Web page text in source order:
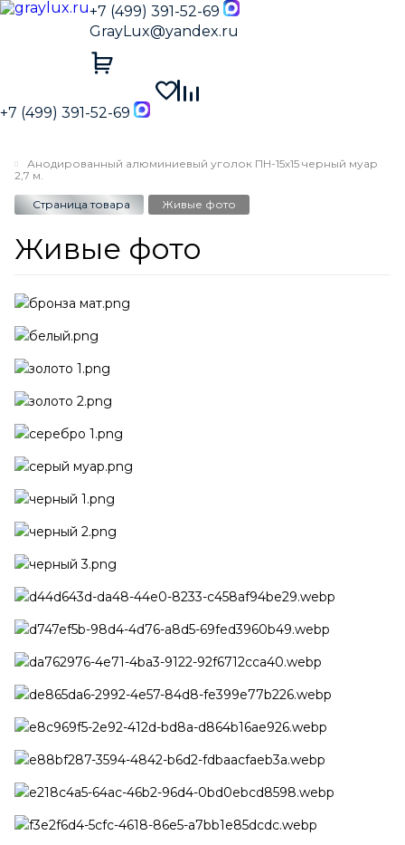
+7 (499) 391-52-69
GrayLux@yandex.ru
+7 (499) 391-52-69
Анодированный алюминиевый уголок ПН-15х15 черный муар
2,7 м.
Страница товара Живые фото
Живые фото